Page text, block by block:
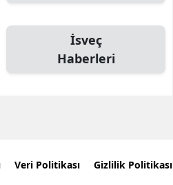
İsveç
Haberleri
Veri Politikası Gizlilik Politikası